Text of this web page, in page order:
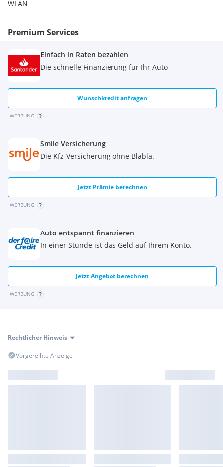
WLAN
Premium Services
Einfach in Raten bezahlen
Die schnelle Finanzierung für Ihr Auto
Wunschkredit anfragen
WERBUNG
Smile Versicherung
Die Kfz-Versicherung ohne Blabla.
Jetzt Prämie berechnen
WERBUNG
Auto entspannt finanzieren
In einer Stunde ist das Geld auf Ihrem Konto.
Jetzt Angebot berechnen
WERBUNG
Rechtlicher Hinweis
Vorgereihte Anzeige